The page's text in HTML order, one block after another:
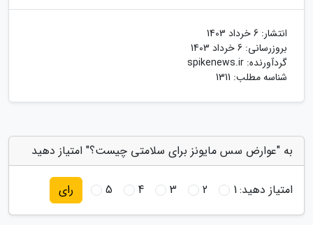
انتشار: 6 خرداد 1403
بروزرسانی: 6 خرداد 1403
گردآورنده: spikenews.ir
شناسه مطلب: 1311
به "عوارض سس مایونز برای سلامتی چیست؟" امتیاز دهید
امتیاز دهید:1
2
3
4
5 رای